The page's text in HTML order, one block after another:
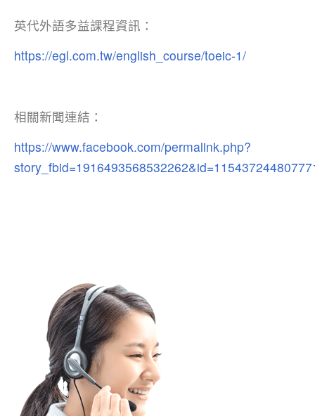
英代外語多益課程資訊：
https://egl.com.tw/english_course/toeic-1/
相關新聞連結：
https://www.facebook.com/permalink.php?